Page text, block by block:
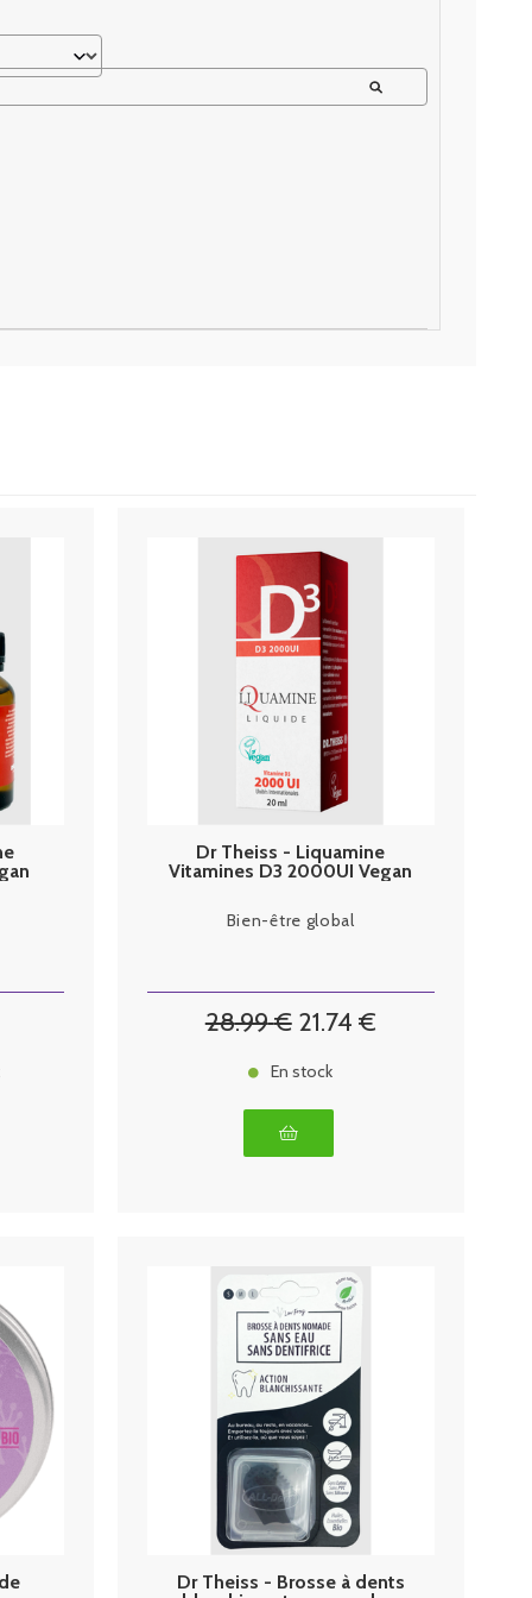
Dr Theiss - Liquamine
Vitamines D3 2000UI Vegan
Bien-être global
28.99€ 21.74 €
En stock
Dr Theiss - Brosse à dents